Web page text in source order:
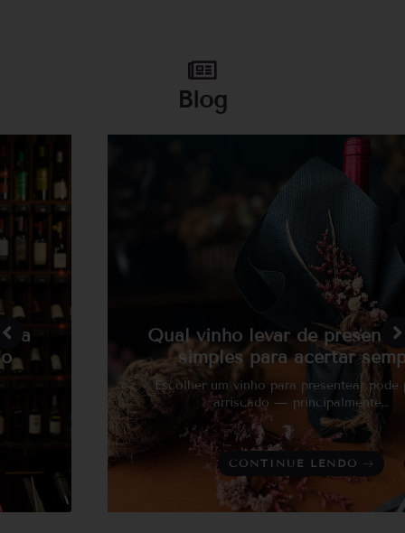
Blog
Qual vinho levar de presente? Guia
simples para acertar sempre
Escolher um vinho para presentear pode parecer
arriscado — principalmente…
CONTINUE LENDO